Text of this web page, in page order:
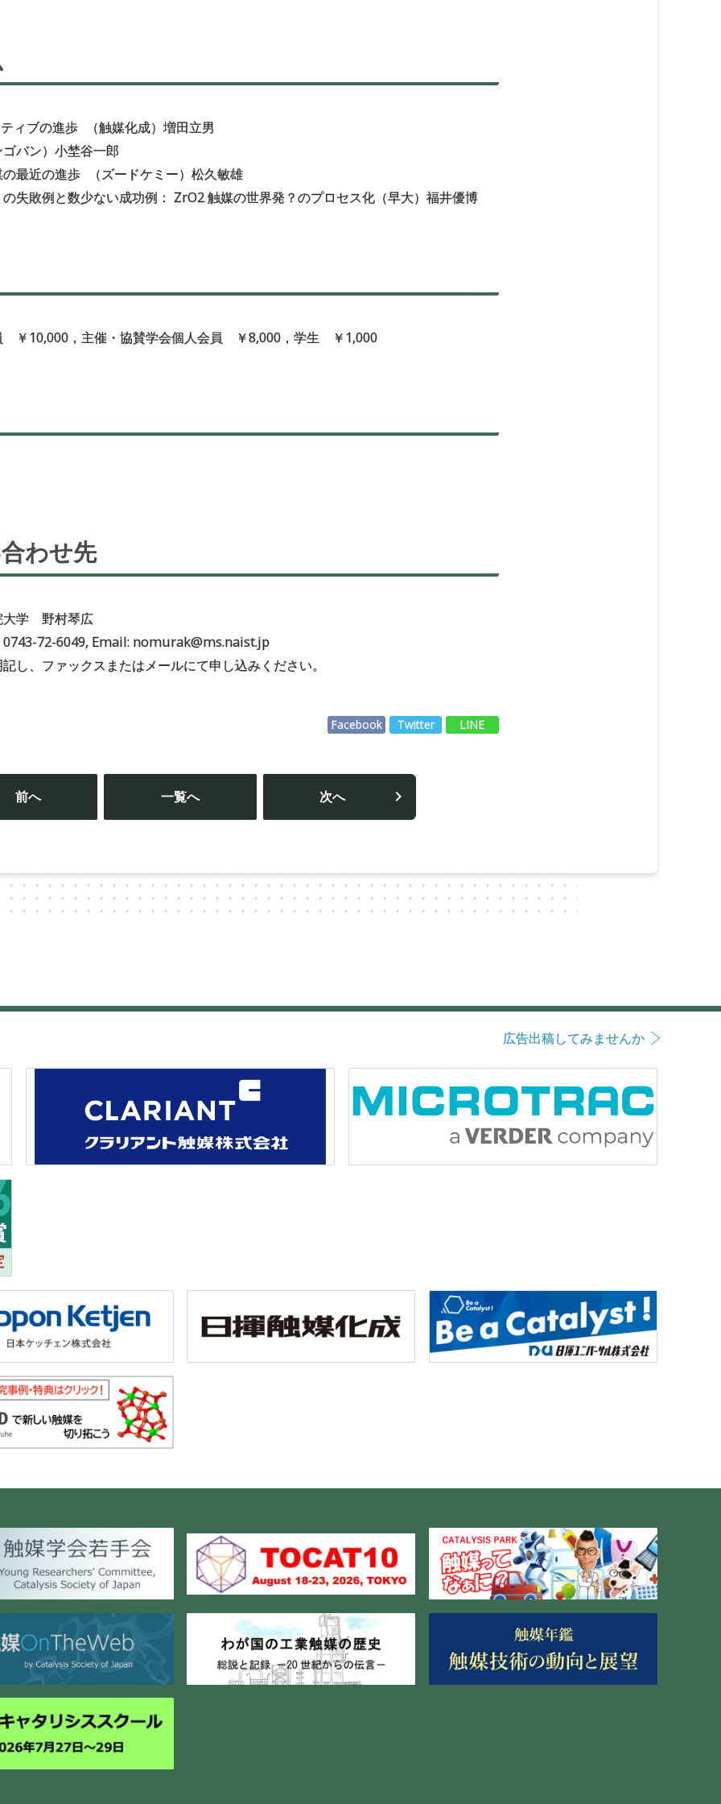
ィブの進歩
（触媒化成）増田立男
バン）小埜谷一郎
最近の進歩
（ズードケミー）松久敏雄
失敗例と数少ない成功例： ZrO2 触媒の世界発？のプロセス化（早大）福井優博
￥10,000，主催・協賛学会個人会員 ￥8,000，学生 ￥1,000
合わせ先
大学 野村琴広
0743-72-6049, Email: nomurak@ms.naist.jp
し、ファックスまたはメールにて申し込みください。
Facebook Twitter LINE
投
稿
ナ
ビ
ョ
ン
前へ 一覧へ 次へ
広告出稿してみませんか